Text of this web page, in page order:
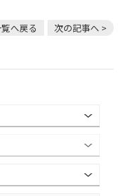
へ戻る 次の記事へ >